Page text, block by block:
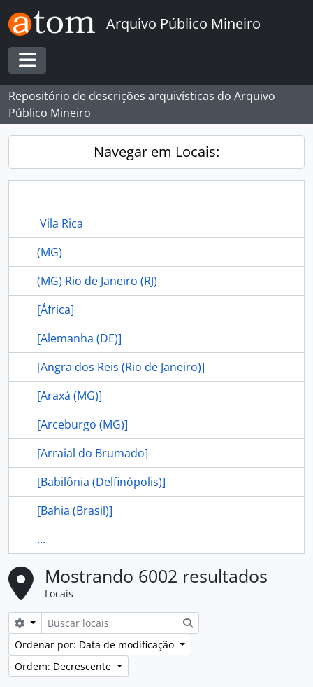
Skip to main content
Arquivo Público Mineiro
Toggle navigation
Repositório de descrições arquivísticas do Arquivo
Público Mineiro
Navegar em Locais:
Vila Rica
(MG)
(MG) Rio de Janeiro (RJ)
[África]
[Alemanha (DE)]
[Angra dos Reis (Rio de Janeiro)]
[Araxá (MG)]
[Arceburgo (MG)]
[Arraial do Brumado]
[Babilônia (Delfinópolis)]
[Bahia (Brasil)]
...
Mostrando 6002 resultados
Locais
Opções de busca
Buscar
Ordenar por: Data de modificação
Ordem: Decrescente